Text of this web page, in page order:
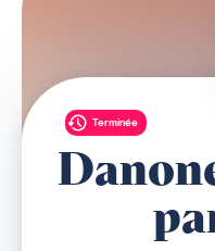
Terminée